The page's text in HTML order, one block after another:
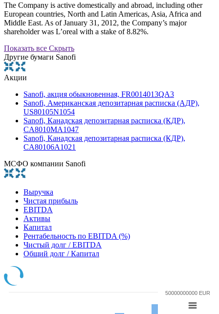
The Company is active domestically and abroad, including other
European countries, North and Latin Americas, Asia, Africa and
Middle East. As of January 31, 2012, the Company’s major
shareholder was L’oreal with a stake of 8.82%.
Показать все Скрыть
Другие бумаги Sanofi
Акции
Sanofi, акция обыкновенная, FR0014013QA3
Sanofi, Американская депозитарная расписка (АДР),
US80105N1054
Sanofi, Канадская депозитарная расписка (КДР),
CA8010MA1047
Sanofi, Канадская депозитарная расписка (КДР),
CA80106A1021
МСФО компании Sanofi
Выручка
Чистая прибыль
EBITDA
Активы
Капитал
Рентабельность по EBITDA (%)
Чистый долг / EBITDA
Общий долг / Капитал
50000000000 EUR